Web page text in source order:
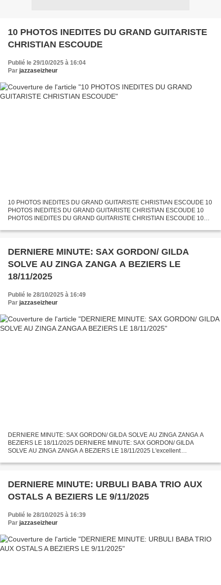
10 PHOTOS INEDITES DU GRAND GUITARISTE
CHRISTIAN ESCOUDE
Publié le 29/10/2025 à 16:04
Par jazzaseizheur
10 PHOTOS INEDITES DU GRAND GUITARISTE CHRISTIAN ESCOUDE 10
PHOTOS INEDITES DU GRAND GUITARISTE CHRISTIAN ESCOUDE 10
PHOTOS INEDITES DU GRAND GUITARISTE CHRISTIAN ESCOUDE 10
PHOTOS INEDITES DU GRAND...
DERNIERE MINUTE: SAX GORDON/ GILDA
SOLVE AU ZINGA ZANGA A BEZIERS LE
18/11/2025
Publié le 28/10/2025 à 16:49
Par jazzaseizheur
DERNIERE MINUTE: SAX GORDON/ GILDA SOLVE AU ZINGA ZANGA A
BEZIERS LE 18/11/2025 DERNIERE MINUTE: SAX GORDON/ GILDA
SOLVE AU ZINGA ZANGA A BEZIERS LE 18/11/2025 L'excellent
du "Zinga...
DERNIERE MINUTE: URBULI BABA TRIO AUX
OSTALS A BEZIERS LE 9/11/2025
Publié le 28/10/2025 à 16:39
Par jazzaseizheur